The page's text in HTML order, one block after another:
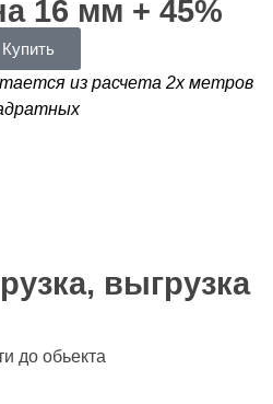
16 мм + 45%
Купить
из расчета 2х метров
выгрузка
до обьекта